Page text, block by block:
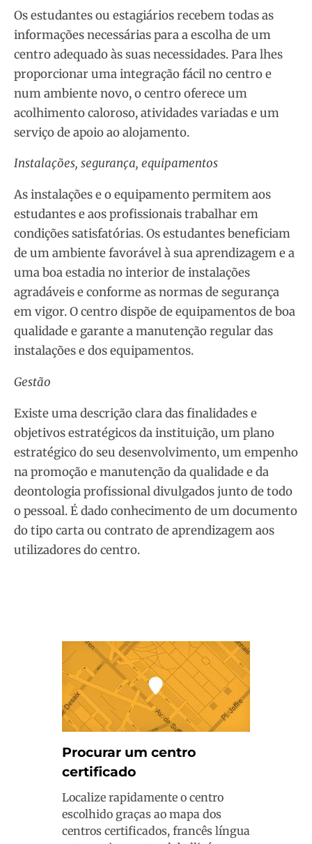
Os estudantes ou estagiários recebem todas as
informações necessárias para a escolha de um
centro adequado às suas necessidades. Para lhes
proporcionar uma integração fácil no centro e
num ambiente novo, o centro oferece um
acolhimento caloroso, atividades variadas e um
serviço de apoio ao alojamento.
Instalações, segurança, equipamentos
As instalações e o equipamento permitem aos
estudantes e aos profissionais trabalhar em
condições satisfatórias. Os estudantes beneficiam
de um ambiente favorável à sua aprendizagem e a
uma boa estadia no interior de instalações
agradáveis e conforme as normas de segurança
em vigor. O centro dispõe de equipamentos de boa
qualidade e garante a manutenção regular das
instalações e dos equipamentos.
Gestão
Existe uma descrição clara das finalidades e
objetivos estratégicos da instituição, um plano
estratégico do seu desenvolvimento, um empenho
na promoção e manutenção da qualidade e da
deontologia profissional divulgados junto de todo
o pessoal. É dado conhecimento de um documento
do tipo carta ou contrato de aprendizagem aos
utilizadores do centro.
Procurar um centro
certificado
Localize rapidamente o centro
escolhido graças ao mapa dos
centros certificados, francês língua